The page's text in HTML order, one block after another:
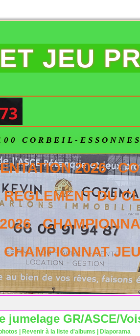
JEU
CORBEIL-
2026
REGLEMENT DU
CHAMPIONNAT
jumelage GR/ASCE/
Revenir à la liste d'albums Diaporama